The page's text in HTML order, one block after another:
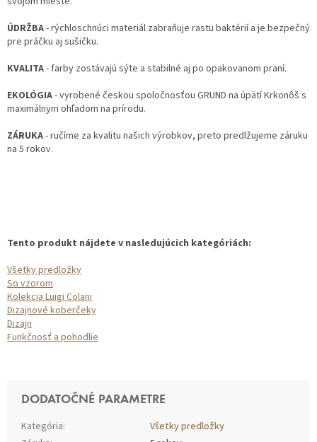
ÚDRŽBA- rýchloschnúci materiál zabraňuje rastu baktérií a je bezpečný
pre práčku aj sušičku.
KVALITA- farby zostávajú sýte a stabilné aj po opakovanom praní.
EKOLÓGIA- vyrobené českou spoločnosťou GRUND na úpätí Krkonôš s
maximálnym ohľadom na prírodu.
ZÁRUKA- ručíme za kvalitu našich výrobkov, preto predlžujeme záruku
na 5 rokov.
Tento produkt nájdete v nasledujúcich kategóriách:
Všetky predložky
So vzorom
Kolekcia Luigi Colani
Dizajnové koberčeky
Dizajn
Funkčnosť a pohodlie
DODATOČNÉ PARAMETRE
Kategória:
Všetky predložky